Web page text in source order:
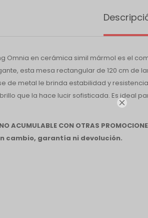

Omnia en cerámica simil mármol es el
esta mesa rectangular de 120 cm de
de metal le brinda estabilidad y
que la hace lucir sofisticada. Es ideal
ACUMULABLE CON OTRAS
cambio, garantía ni devolución.